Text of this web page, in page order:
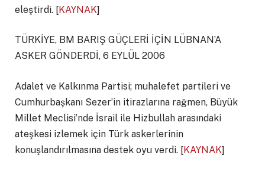
eleştirdi. [KAYNAK]
TÜRKİYE, BM BARIŞ GÜÇLERİ İÇİN LÜBNAN’A
ASKER GÖNDERDİ, 6 EYLÜL 2006
Adalet ve Kalkınma Partisi; muhalefet partileri ve
Cumhurbaşkanı Sezer’in itirazlarına rağmen, Büyük
Millet Meclisi’nde İsrail ile Hizbullah arasındaki
ateşkesi izlemek için Türk askerlerinin
konuşlandırılmasına destek oyu verdi. [KAYNAK]